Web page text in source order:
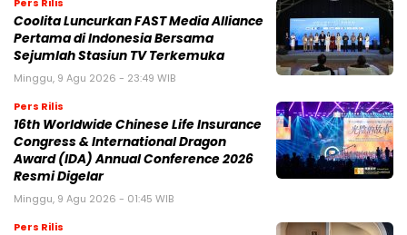
Coolita Luncurkan FAST Media Alliance
Pertama di Indonesia Bersama
Sejumlah Stasiun TV Terkemuka
Minggu, 9 Agu 2026 - 23:49 WIB
Pers Rilis
16th Worldwide Chinese Life Insurance
Congress & International Dragon
Award (IDA) Annual Conference 2026
Resmi Digelar
Minggu, 9 Agu 2026 - 01:45 WIB
Pers Rilis